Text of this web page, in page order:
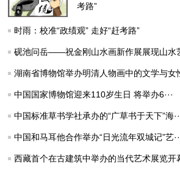
考路”
时雨：校准“政绩观” 走好“赶考路”
砚池问岳——祝金刚山水画新作展展现山水
湖南省博物馆举办明清人物画中的文学与女
中国国家博物馆迎来110岁生日 将举办6···
中国标准草书学社承办的“广草书于天下”海
中国和马耳他合作举办“日光流年双城记”艺
西藏首个在古建筑中举办的当代艺术展览开